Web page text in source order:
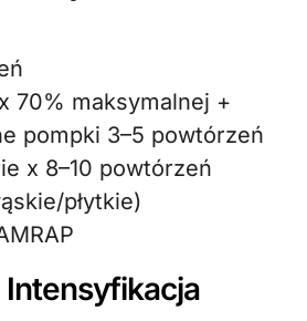
70% maksymalnej +
pompki 3–5 powtórzeń
x 8–10 powtórzeń
płytkie)
Intensyfikacja